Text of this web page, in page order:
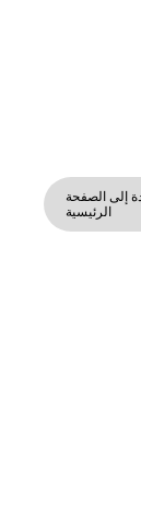
إلى الصفحة
الرئيسية